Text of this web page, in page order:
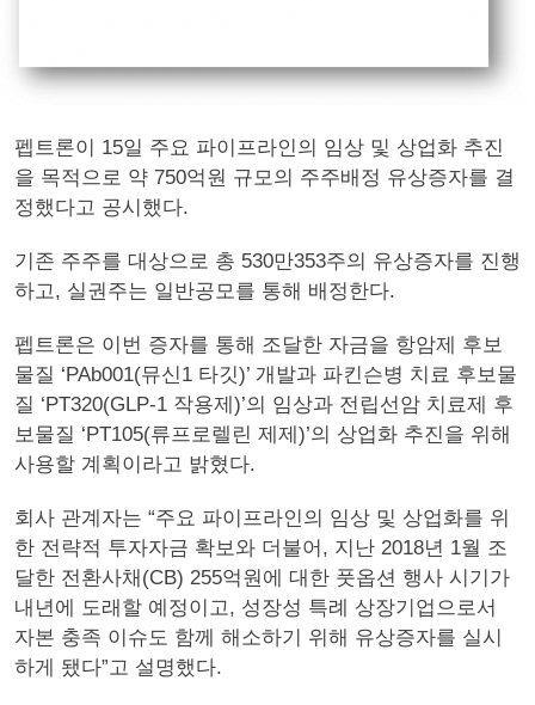
펩트론이 15일 주요 파이프라인의 임상 및 상업화 추진
을 목적으로 약 750억원 규모의 주주배정 유상증자를 결
정했다고 공시했다.
기존 주주를 대상으로 총 530만353주의 유상증자를 진행
하고, 실권주는 일반공모를 통해 배정한다.
펩트론은 이번 증자를 통해 조달한 자금을 항암제 후보
물질 ‘PAb001(뮤신1 타깃)’ 개발과 파킨슨병 치료 후보물
질 ‘PT320(GLP-1 작용제)’의 임상과 전립선암 치료제 후
보물질 ‘PT105(류프로렐린 제제)’의 상업화 추진을 위해
사용할 계획이라고 밝혔다.
회사 관계자는 “주요 파이프라인의 임상 및 상업화를 위
한 전략적 투자자금 확보와 더불어, 지난 2018년 1월 조
달한 전환사채(CB) 255억원에 대한 풋옵션 행사 시기가
내년에 도래할 예정이고, 성장성 특례 상장기업으로서
자본 충족 이슈도 함께 해소하기 위해 유상증자를 실시
하게 됐다”고 설명했다.